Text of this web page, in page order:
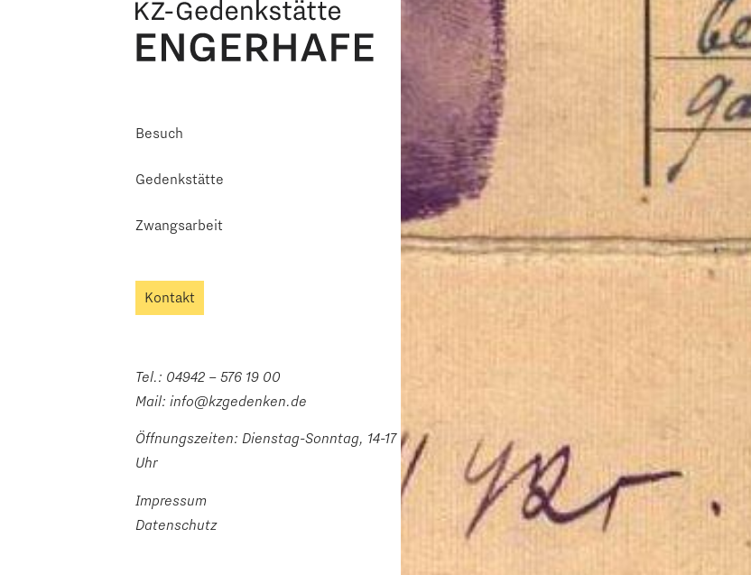
Besuch
Gedenkstätte
Zwangsarbeit
Kontakt
Tel.: 04942 – 576 19 00
Mail: info@kzgedenken.de
Öffnungszeiten: Dienstag-Sonntag, 14-17
Uhr
Impressum
Datenschutz